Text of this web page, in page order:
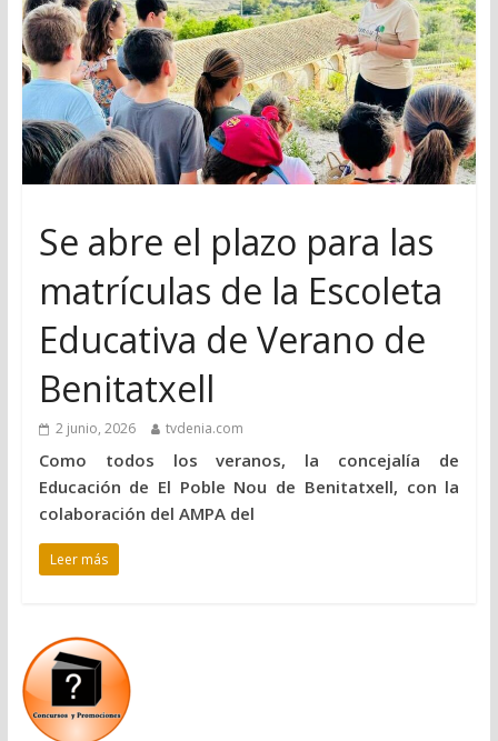
Se abre el plazo para las
matrículas de la Escoleta
Educativa de Verano de
Benitatxell
2 junio, 2026 tvdenia.com
Como todos los veranos, la concejalía de
Educación de El Poble Nou de Benitatxell, con la
colaboración del AMPA del
Leer más